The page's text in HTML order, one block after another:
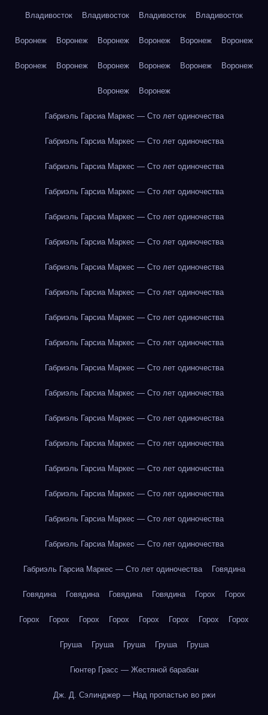
Владивосток Владивосток Владивосток Владивосток
Воронеж Воронеж Воронеж Воронеж Воронеж Воронеж
Воронеж Воронеж Воронеж Воронеж Воронеж Воронеж
Воронеж Воронеж
Габриэль Гарсиа Маркес — Сто лет одиночества
Габриэль Гарсиа Маркес — Сто лет одиночества
Габриэль Гарсиа Маркес — Сто лет одиночества
Габриэль Гарсиа Маркес — Сто лет одиночества
Габриэль Гарсиа Маркес — Сто лет одиночества
Габриэль Гарсиа Маркес — Сто лет одиночества
Габриэль Гарсиа Маркес — Сто лет одиночества
Габриэль Гарсиа Маркес — Сто лет одиночества
Габриэль Гарсиа Маркес — Сто лет одиночества
Габриэль Гарсиа Маркес — Сто лет одиночества
Габриэль Гарсиа Маркес — Сто лет одиночества
Габриэль Гарсиа Маркес — Сто лет одиночества
Габриэль Гарсиа Маркес — Сто лет одиночества
Габриэль Гарсиа Маркес — Сто лет одиночества
Габриэль Гарсиа Маркес — Сто лет одиночества
Габриэль Гарсиа Маркес — Сто лет одиночества
Габриэль Гарсиа Маркес — Сто лет одиночества
Габриэль Гарсиа Маркес — Сто лет одиночества
Габриэль Гарсиа Маркес — Сто лет одиночества Говядина
Говядина Говядина Говядина Говядина Горох Горох
Горох Горох Горох Горох Горох Горох Горох Горох
Груша Груша Груша Груша Груша
Гюнтер Грасс — Жестяной барабан
Дж. Д. Сэлинджер — Над пропастью во ржи